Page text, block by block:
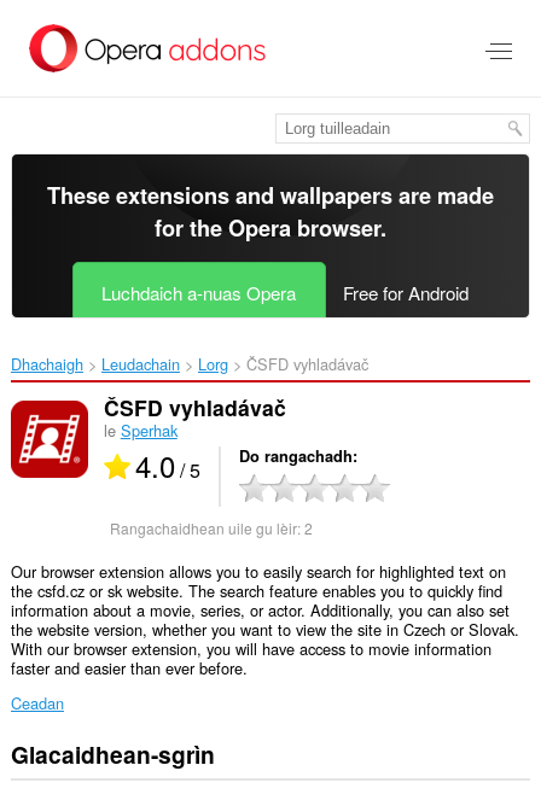
leum
gun
These extensions and wallpapers are made
for theOpera browser.
Luchdaich a-nuas Opera Free for Android
Dhachaigh Leudachain Lorg ČSFD vyhladávač‎
ČSFD vyhladávač
le Sperhak
4.0/ 5 Do rangachadh
Rangachaidhean uile gu lèir:2
Our browser extension allows you to easily search for highlighted text on
the csfd.cz or sk website. The search feature enables you to quickly find
information about a movie, series, or actor. Additionally, you can also set
the website version, whether you want to view the site in Czech or Slovak.
With our browser extension, you will have access to movie information
faster and easier than ever before.
Ceadan
Gheibh
an
Glacaidhean-sgrìn